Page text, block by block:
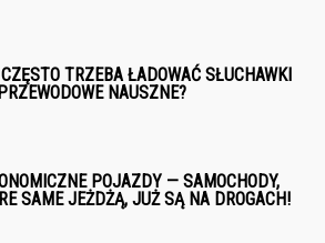
TRZEBA ŁADOWAĆ SŁUCHAWKI
NAUSZNE?
POJAZDY — SAMOCHODY,
SAME JEŻDŻĄ, JUŻ SĄ NA DROGACH!